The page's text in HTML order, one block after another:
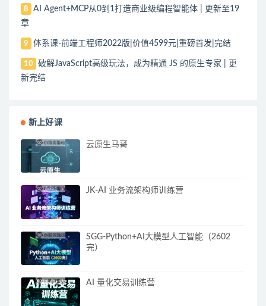
8
AI Agent+MCP从0到1打造商业级编程智能体 | 更新至19
章
9 体系课-前端工程师2022版|价值4599元|重磅首发|完结
10
破解JavaScript高级玩法，成为精通 JS 的原生专家 | 更
新完结
新上好课
云原生马哥
JK-AI 业务流架构师训练营
SGG-Python+AI大模型人工智能（2602
完）
AI 量化交易训练营